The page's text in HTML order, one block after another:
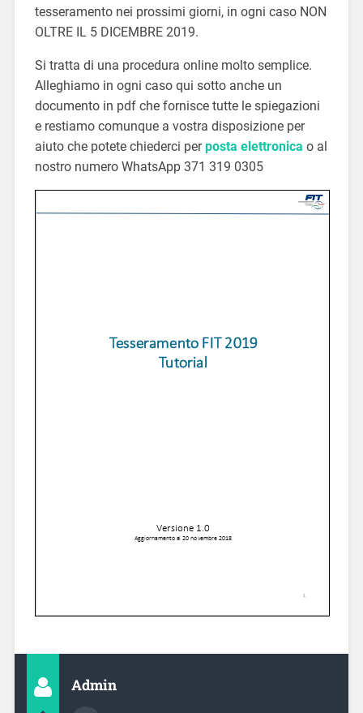
tesseramento nei prossimi giorni, in ogni caso NON
OLTRE IL 5 DICEMBRE 2019.
Si tratta di una procedura online molto semplice.
Alleghiamo in ogni caso qui sotto anche un
documento in pdf che fornisce tutte le spiegazioni
e restiamo comunque a vostra disposizione per
aiuto che potete chiederci perposta elettronica o al
nostro numero WhatsApp 371 319 0305
Admin